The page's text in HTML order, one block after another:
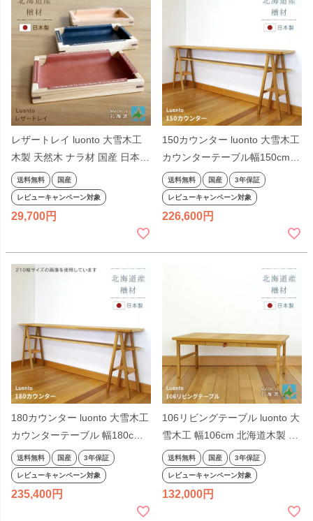
レザートレイ luonto 大雪木工
木製 天然木 ナラ材 国産 日本製
北海道 無垢材
送料無料 国産
レビューキャンペーン対象
29,700
150カウンター luonto 大雪木工
カウンターテーブル幅150cm
高さ85cm 木製 天然木 ナチュ
ラル色 ナラ材 国産 日本製 無垢
材 北海道 高級
送料無料 国産 3年保証
レビューキャンペーン対象
226,600
180カウンター luonto 大雪木工
カウンターテーブル 幅180cm
高さ85cm 木製 天然木 ナチュ
ラル色 ナラ材 国産 日本製 無垢
材 北海道 高級
送料無料 国産 3年保証
レビューキャンペーン対象
235,400
106リビングテーブル luonto 大
雪木工 幅106cm 北海道木製 天
然木 ナチュラル色 ナラ材 国産
日本製 無垢材 北海道 高級
送料無料 国産 3年保証
レビューキャンペーン対象
132,000